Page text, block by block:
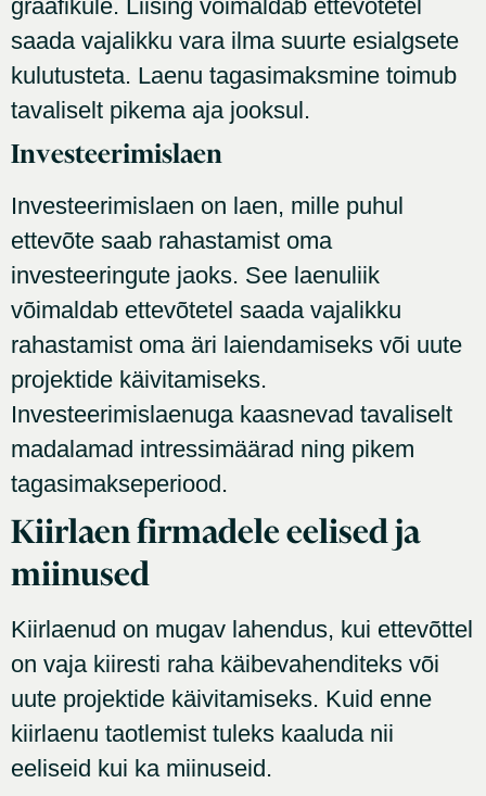
graafikule. Liising võimaldab ettevõtetel
saada vajalikku vara ilma suurte esialgsete
kulutusteta. Laenu tagasimaksmine toimub
tavaliselt pikema aja jooksul.
Investeerimislaen
Investeerimislaen on laen, mille puhul
ettevõte saab rahastamist oma
investeeringute jaoks. See laenuliik
võimaldab ettevõtetel saada vajalikku
rahastamist oma äri laiendamiseks või uute
projektide käivitamiseks.
Investeerimislaenuga kaasnevad tavaliselt
madalamad intressimäärad ning pikem
tagasimakseperiood.
Kiirlaen firmadele eelised ja
miinused
Kiirlaenud on mugav lahendus, kui ettevõttel
on vaja kiiresti raha käibevahenditeks või
uute projektide käivitamiseks. Kuid enne
kiirlaenu taotlemist tuleks kaaluda nii
eeliseid kui ka miinuseid.